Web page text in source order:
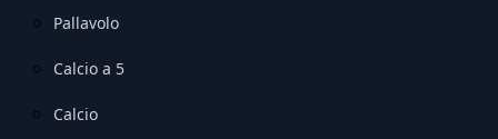
Pallavolo
Calcio a 5
Calcio